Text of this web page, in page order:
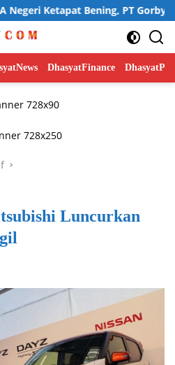
Bening, PT Gorby Putra
DhasyatFinance
Luncurkan